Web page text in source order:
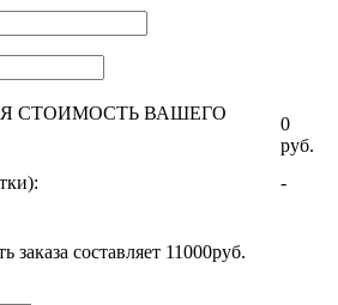
СТОИМОСТЬ ВАШЕГО
0
руб.
): -
составляет 11000руб.